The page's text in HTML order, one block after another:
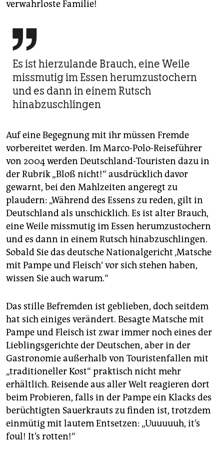
verwahrloste Familie!

Es ist hierzulande Brauch, eine Weile
missmutig im Essen herumzustochern
und es dann in einem Rutsch
hinabzuschlingen
Auf eine Begegnung mit ihr müssen Fremde
vorbereitet werden. Im Marco-Polo-Reiseführer
von 2004 werden Deutschland-Touristen dazu in
der Rubrik „Bloß nicht!“ ausdrücklich davor
gewarnt, bei den Mahlzeiten angeregt zu
plaudern: „Während des Essens zu reden, gilt in
Deutschland als unschicklich. Es ist alter Brauch,
eine Weile missmutig im Essen herumzustochern
und es dann in einem Rutsch hinabzuschlingen.
Sobald Sie das deutsche Nationalgericht ‚Matsche
mit Pampe und Fleisch‘ vor sich stehen haben,
wissen Sie auch warum.“
Das stille Befremden ist geblieben, doch seitdem
hat sich einiges verändert. Besagte Matsche mit
Pampe und Fleisch ist zwar immer noch eines der
Lieblingsgerichte der Deutschen, aber in der
Gastronomie außerhalb von Touristenfallen mit
„traditioneller Kost“ praktisch nicht mehr
erhältlich. Reisende aus aller Welt reagieren dort
beim Probieren, falls in der Pampe ein Klacks des
berüchtigten Sauerkrauts zu finden ist, trotzdem
einmütig mit lautem Entsetzen: „Uuuuuuh, it’s
foul! It’s rotten!“